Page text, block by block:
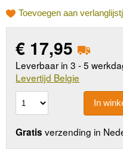
Toevoegen aan
€ 17,95
Leverbaar in 3 - 5
Levertijd Belgie
In
Gratis verzending in